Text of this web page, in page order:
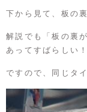
下から見て、板の
解説でも「板の裏
あってすばらしい
ですので、同じタ